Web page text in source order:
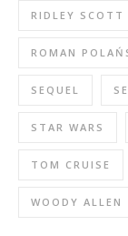
RIDLEY SCOTT
ROMAN
SEQUEL
STAR WARS
TOM CRUISE
WOODY ALLEN